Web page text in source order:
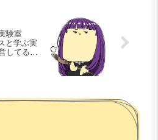
験室
と学ぶ実
してる